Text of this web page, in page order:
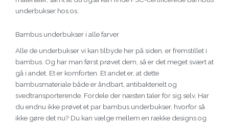
underbukser hos os.
Bambus underbukser i alle farver
Alle de underbukser vi kan tilbyde her på siden, er fremstillet i
bambus. Og har man først prøvet dem, så er det meget svært at
gå i andet. Et er komforten. Et andet er, at dette
bambusmateriale både er åndbart, antibakterielt og
svedtransporterende. Fordele der næsten taler for sig selv. Har
du endnu ikke prøvet et par bambus underbukser, hvorfor så
ikke gøre det nu? Du kan vælge mellem en række designs og